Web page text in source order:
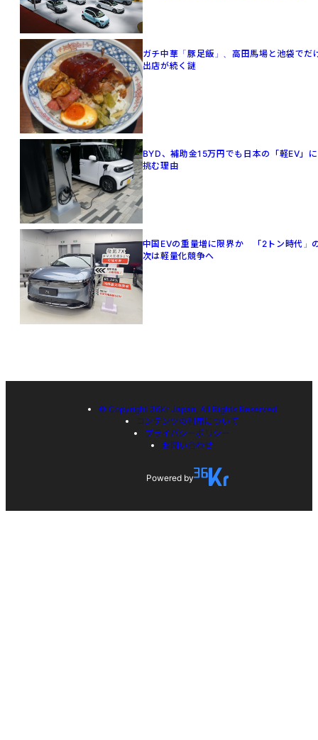
ガチ中華「豚足飯」、高田馬場と池袋でだ
出店が続く謎
BYD、補助金15万円でも日本の「軽EV」に
挑む理由
中国EVの重量増に限界か 「2トン時代」
次は軽量化競争へ
© Copyright 36Kr Japan, All Rights Reserved
コンテンツの利用について
プライバシーポリシー
お問い合わせ
Powered by